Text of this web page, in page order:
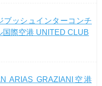
ブッシュインターコンチ
国際空港 UNITED CLUB
ARIAS GRAZIANI空港